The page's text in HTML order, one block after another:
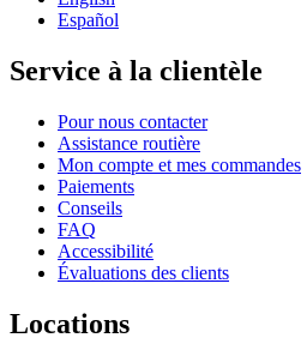
Español
Service à la clientèle
Pour nous contacter
Assistance routière
Mon compte et mes commandes
Paiements
Conseils
FAQ
Accessibilité
Évaluations des clients
Locations